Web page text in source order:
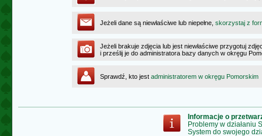
Jeżeli dane są niewłaściwe lub niepełne, skorzystaj z
Jeżeli brakuje zdjęcia lub jest niewłaściwe przygotuj
i prześlij je do administratora bazy danych w okręgu
Sprawdź, kto jest administratorem w okręgu Pomorskim
Informacje o
Problemy w działaniu
System do swojego